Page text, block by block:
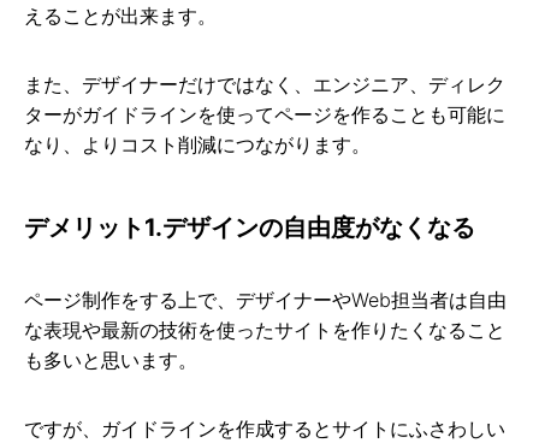
えることが出来ます。
また、デザイナーだけではなく、エンジニア、ディレク
ターがガイドラインを使ってページを作ることも可能に
なり、よりコスト削減につながります。
デメリット1.デザインの自由度がなくなる
ページ制作をする上で、デザイナーやWeb担当者は自由
な表現や最新の技術を使ったサイトを作りたくなること
も多いと思います。
ですが、ガイドラインを作成するとサイトにふさわしい